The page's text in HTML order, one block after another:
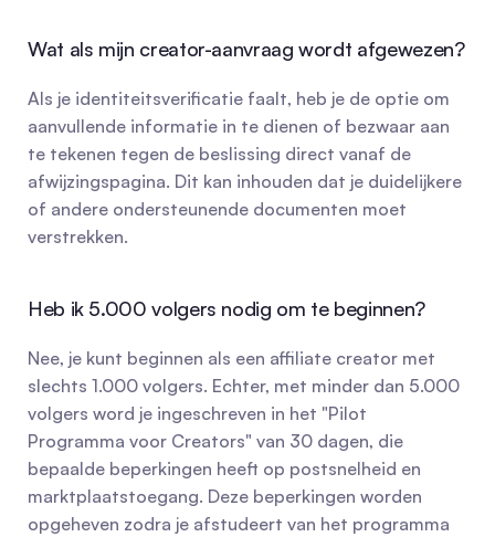
Wat als mijn creator-aanvraag wordt afgewezen?
Als je identiteitsverificatie faalt, heb je de optie om
aanvullende informatie in te dienen of bezwaar aan
te tekenen tegen de beslissing direct vanaf de
afwijzingspagina. Dit kan inhouden dat je duidelijkere
of andere ondersteunende documenten moet
verstrekken.
Heb ik 5.000 volgers nodig om te beginnen?
Nee, je kunt beginnen als een affiliate creator met
slechts 1.000 volgers. Echter, met minder dan 5.000
volgers word je ingeschreven in het "Pilot
Programma voor Creators" van 30 dagen, die
bepaalde beperkingen heeft op postsnelheid en
marktplaatstoegang. Deze beperkingen worden
opgeheven zodra je afstudeert van het programma